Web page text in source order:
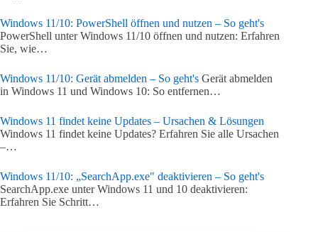
Windows 11/10: PowerShell öffnen und nutzen – So geht's
PowerShell unter Windows 11/10 öffnen und nutzen: Erfahren
Sie, wie…
Windows 11/10: Gerät abmelden – So geht's Gerät abmelden
in Windows 11 und Windows 10: So entfernen…
Windows 11 findet keine Updates – Ursachen & Lösungen
Windows 11 findet keine Updates? Erfahren Sie alle Ursachen
–…
Windows 11/10: „SearchApp.exe" deaktivieren – So geht's
SearchApp.exe unter Windows 11 und 10 deaktivieren:
Erfahren Sie Schritt…